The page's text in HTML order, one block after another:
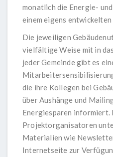
monatlich die Energie-
einem eigens
Die jeweiligen
vielfältige Weise mit in
jeder Gemeinde gibt es
die ihre Kollegen bei
über Aushänge und
Energiesparen informiert.
Projektorganisatoren
Materialien wie
Internetseite zur